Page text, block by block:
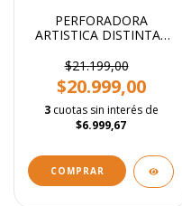
PERFORADORA
ARTISTICA DISTINTAS
$21.199,00
$20.999,00
3 cuotas sin interés de
$6.999,67
COMPRAR